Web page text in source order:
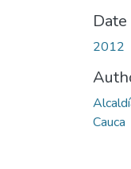
Date
2012
Cauca